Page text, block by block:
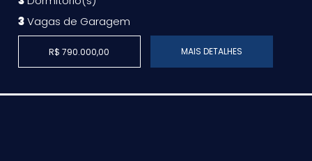
3Vagas de Garagem
R$ 790.000,00 MAIS DETALHES